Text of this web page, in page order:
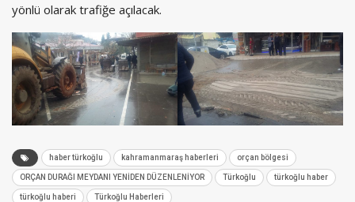
yönlü olarak trafiğe açılacak.
haber türkoğlu kahramanmaraş haberleri orçan bölgesi
ORÇAN DURAĞI MEYDANI YENİDEN DÜZENLENİYOR Türkoğlu türkoğlu haber
türkoğlu haberi Türkoğlu Haberleri